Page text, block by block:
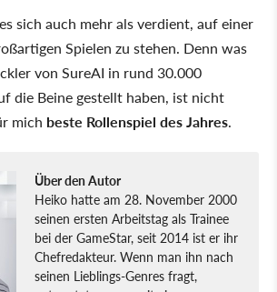
sich auch mehr als verdient, auf einer
Spielen zu stehen. Denn was
von SureAI in rund 30.000
die Beine gestellt haben, ist nicht
mich beste Rollenspiel des Jahres.
Über den Autor
Heiko hatte am 28. November 2000
seinen ersten Arbeitstag als Trainee
bei der GameStar, seit 2014 ist er ihr
Chefredakteur. Wenn man ihn nach
seinen Lieblings-Genres fragt,